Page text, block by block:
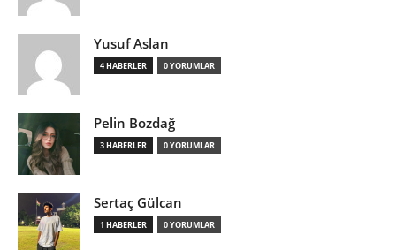
Yusuf Aslan
4 HABERLER 0 YORUMLAR
Pelin Bozdağ
3 HABERLER 0 YORUMLAR
Sertaç Gülcan
1 HABERLER 0 YORUMLAR